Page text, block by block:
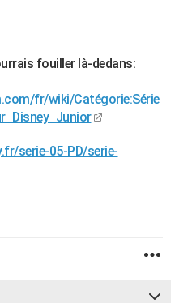
fouiller là-dedans:
fr/wiki/Catégorie:Série
serie-05-PD/serie-